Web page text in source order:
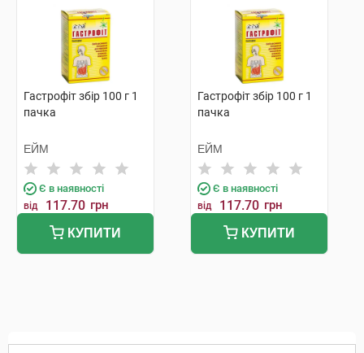
Гастрофіт збір 100 г 1
пачка
ЕЙМ
Є в наявності
від 117.70 грн
КУПИТИ
Гастрофіт збір 100 г 1
пачка
ЕЙМ
Є в наявності
від 117.70 грн
КУПИТИ